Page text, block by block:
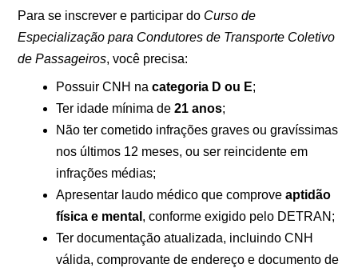
Para se inscrever e participar do Curso de
Especialização para Condutores de Transporte Coletivo
de Passageiros, você precisa:
Possuir CNH nacategoria D ou E;
Ter idade mínima de21 anos;
Não ter cometido infrações graves ou gravíssimas
nos últimos 12 meses, ou ser reincidente em
infrações médias;
Apresentar laudo médico que comproveaptidão
física e mental , conforme exigido pelo DETRAN;
Ter documentação atualizada, incluindo CNH
válida, comprovante de endereço e documento de